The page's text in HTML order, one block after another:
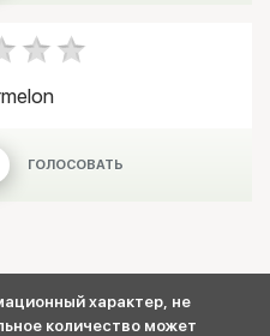
ГОЛОСОВАТЬ
характер, не
количество может